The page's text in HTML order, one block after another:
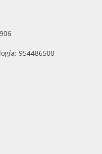
954486500